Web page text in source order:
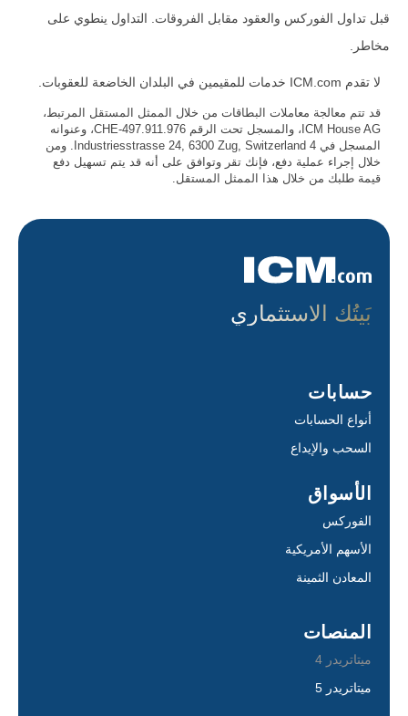
قبل تداول الفوركس والعقود مقابل الفروقات. التداول ينطوي على
مخاطر.
لا تقدم ICM.com خدمات للمقيمين في البلدان الخاضعة للعقوبات.
قد تتم معالجة معاملات البطاقات من خلال الممثل المستقل المرتبط،
ICM House AG، والمسجل تحت الرقم CHE-497.911.976، وعنوانه
المسجل في 4 Industriesstrasse 24, 6300 Zug, Switzerland. ومن
خلال إجراء عملية دفع، فإنك تقر وتوافق على أنه قد يتم تسهيل دفع
قيمة طلبك من خلال هذا الممثل المستقل.
بَيتُك الاستثماري
حسابات
أنواع الحسابات
السحب والإيداع
الأسواق
الفوركس
الأسهم الأمريكية
المعادن الثمينة
المنصات
ميتاتريدر 4
ميتاتريدر 5